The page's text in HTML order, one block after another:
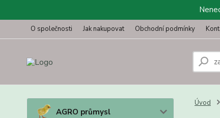
O společnosti Jak nakupovat Obchodní podmínky
AGRO průmysl
Úvod